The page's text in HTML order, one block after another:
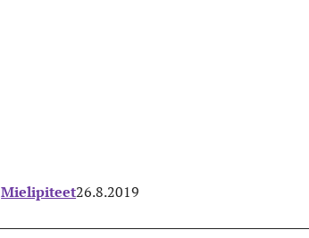
Mielipiteet26.8.2019